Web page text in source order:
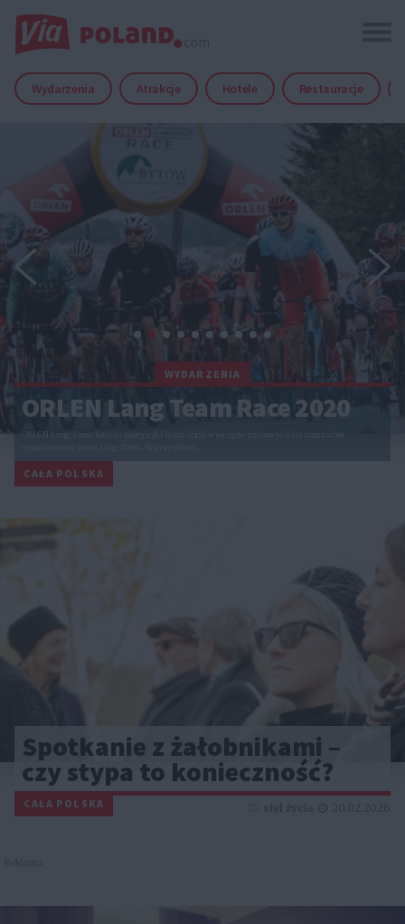
Wydarzenia Atrakcje Hotele Restauracje
WYDARZENIA
ORLEN Lang Team Race 2020
ORLEN Lang Team Race to nowy cykl kolarskich wyścigów szosowych dla amatorów
CAŁA POLSKA
Spotkanie z żałobnikami –
czy stypa to konieczność?
CAŁA POLSKA